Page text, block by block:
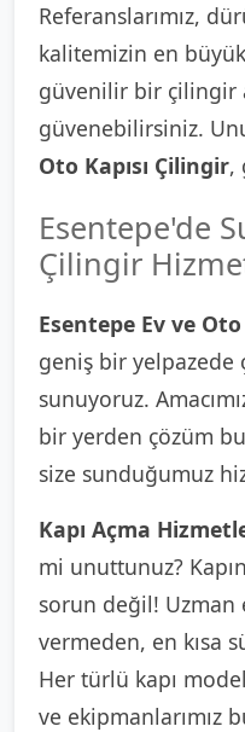
Referanslarımız,
kalitemizin en büyük
güvenilir bir çilingir
güvenebilirsiniz.
Oto Kapısı Çilingir,
Esentepe'de
Çilingir
Esentepe Ev ve
geniş bir
sunuyoruz.
bir yerden çözüm
size sunduğumuz
Kapı Açma
mi unuttunuz?
sorun değil! Uzman
vermeden, en kısa
Her türlü kapı
ve ekipmanlarımız